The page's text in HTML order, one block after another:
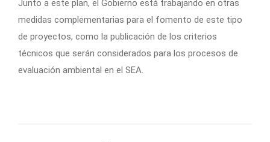
Junto a este plan, el Gobierno está trabajando en otras
medidas complementarias para el fomento de este tipo
de proyectos, como la publicación de los criterios
técnicos que serán considerados para los procesos de
evaluación ambiental en el SEA.